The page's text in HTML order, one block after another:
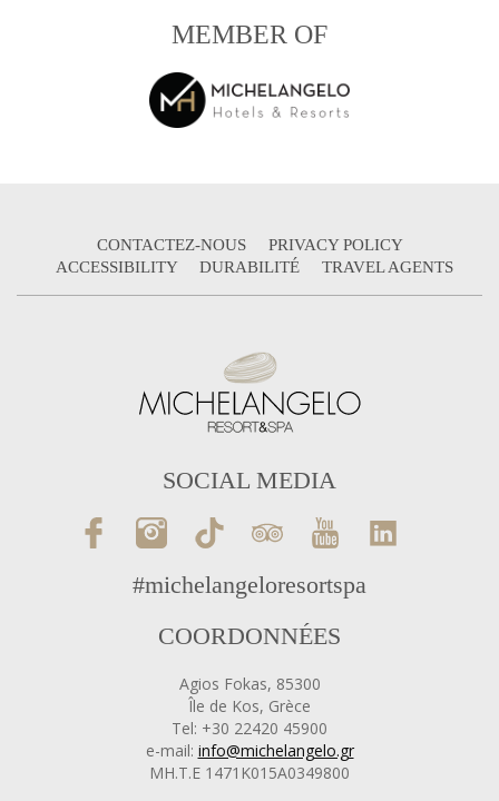
MEMBER OF
CONTACTEZ-NOUS
PRIVACY POLICY
ACCESSIBILITY
DURABILITÉ TRAVEL AGENTS
SOCIAL MEDIA
#michelangeloresortspa
COORDONNÉES
Agios Fokas, 85300
Île de Kos, Grèce
Tel: +30 22420 45900
e-mail: info@michelangelo.gr
ΜΗ.Τ.Ε 1471Κ015Α0349800